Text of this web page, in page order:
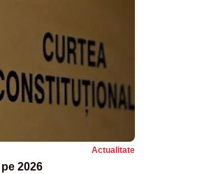
Actualitate
2026